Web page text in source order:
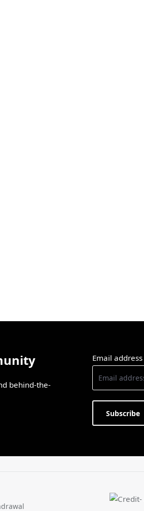
behind-the-
Email address
Subscribe